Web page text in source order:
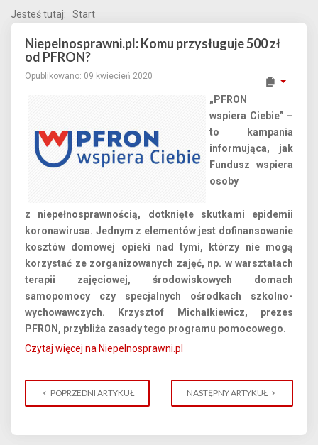
Jesteś tutaj: Start
Niepelnosprawni.pl: Komu przysługuje 500 zł
od PFRON?
Opublikowano: 09 kwiecień 2020
„PFRON
wspiera Ciebie” –
to kampania
informująca, jak
Fundusz wspiera
osoby
z niepełnosprawnością, dotknięte skutkami epidemii
koronawirusa. Jednym z elementów jest dofinansowanie
kosztów domowej opieki nad tymi, którzy nie mogą
korzystać ze zorganizowanych zajęć, np. w warsztatach
terapii zajęciowej, środowiskowych domach
samopomocy czy specjalnych ośrodkach szkolno-
wychowawczych. Krzysztof Michałkiewicz, prezes
PFRON, przybliża zasady tego programu pomocowego.
Czytaj więcej na Niepelnosprawni.pl
POPRZEDNI ARTYKUŁ NASTĘPNY ARTYKUŁ